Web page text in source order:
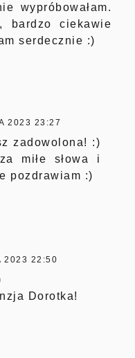
wypróbowałam.
bardzo ciekawie
serdecznie :)
2023 23:27
zadowolona! :)
miłe słowa i
pozdrawiam :)
2023 22:50
Dorotka!